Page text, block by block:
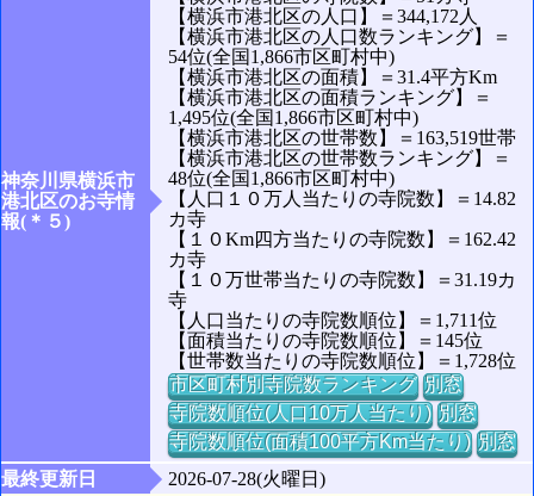
神奈川県横浜市
港北区のお寺情
報(＊５)
【横浜市港北区の人口】＝344,172人
【横浜市港北区の人口数ランキング】＝
54位(全国1,866市区町村中)
【横浜市港北区の面積】＝31.4平方Km
【横浜市港北区の面積ランキング】＝
1,495位(全国1,866市区町村中)
【横浜市港北区の世帯数】＝163,519世帯
【横浜市港北区の世帯数ランキング】＝
48位(全国1,866市区町村中)
【人口１０万人当たりの寺院数】＝14.82
カ寺
【１０Km四方当たりの寺院数】＝162.42
カ寺
【１０万世帯当たりの寺院数】＝31.19カ
寺
【人口当たりの寺院数順位】＝1,711位
【面積当たりの寺院数順位】＝145位
【世帯数当たりの寺院数順位】＝1,728位
市区町村別寺院数ランキング 別窓
寺院数順位(人口10万人当たり) 別窓
寺院数順位(面積100平方Km当たり) 別窓
最終更新日
2026-07-28(火曜日)